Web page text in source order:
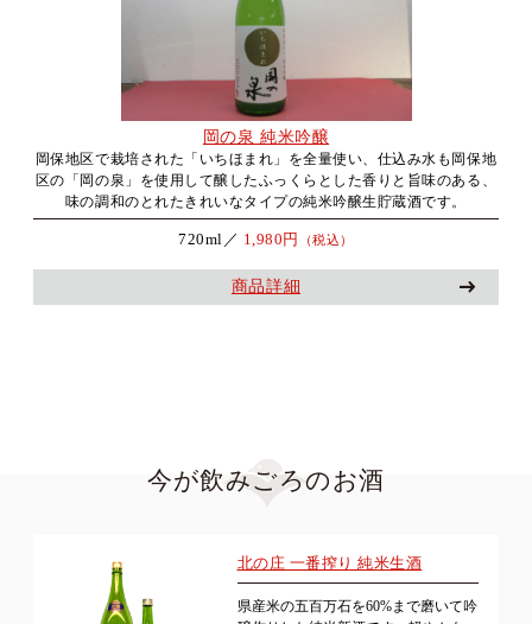
岡の泉 純米吟醸
岡保地区で栽培された「いちほまれ」を全量使い、仕込み水も岡保地
区の「岡の泉」を使用して醸したふっくらとした香りと旨味のある、
味の調和のとれたきれいなタイプの純米吟醸生貯蔵酒です。
720ml／ 1,980円 （税込）
商品詳細
今が飲みごろのお酒
北の庄 一番搾り 純米生酒
県産米の五百万石を60%まで磨いて吟